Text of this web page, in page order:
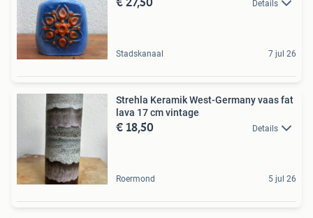
Details
Stadskanaal 7 jul 26
Strehla Keramik West-Germany vaas fat
lava 17 cm vintage
€ 18,50 Details
Roermond 5 jul 26